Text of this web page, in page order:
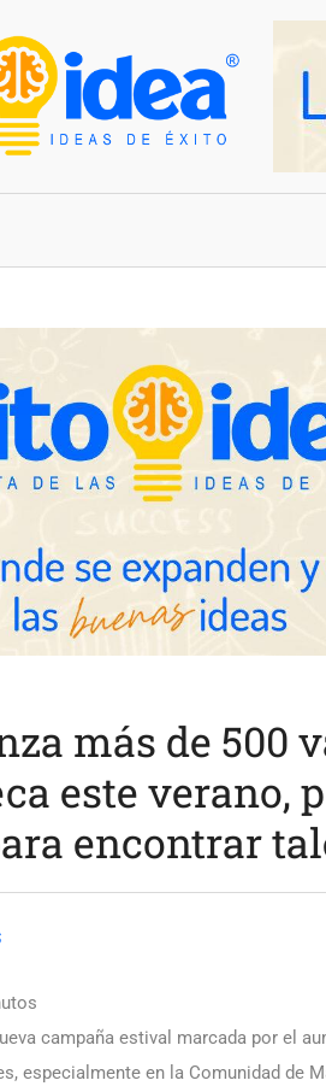
más de 500
este verano,
encontrar
campaña estival marcada por el
especialmente en la Comunidad de